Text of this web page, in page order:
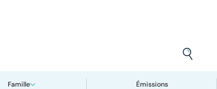
Famille Émissions